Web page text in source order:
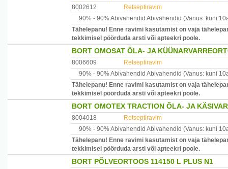
8002612
Retseptiravim
90% - 90% Abivahendid Abivahendid (Vanus: kuni
Tähelepanu! Enne ravimi kasutamist on vaja
tekkimisel pöörduda arsti või apteekri poole.
BORT OMOSAT ÕLA- JA
8006609
Retseptiravim
90% - 90% Abivahendid Abivahendid (Vanus: kuni
Tähelepanu! Enne ravimi kasutamist on vaja
tekkimisel pöörduda arsti või apteekri poole.
BORT OMOTEX TRACTION ÕLA- JA
8004018
Retseptiravim
90% - 90% Abivahendid Abivahendid (Vanus: kuni
Tähelepanu! Enne ravimi kasutamist on vaja
tekkimisel pöörduda arsti või apteekri poole.
BORT PÕLVEORTOOS 114150 L PLUS N1